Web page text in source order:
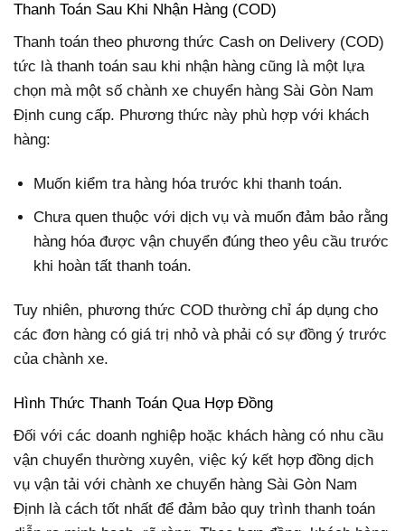
Thanh Toán Sau Khi Nhận Hàng (COD)
Thanh toán theo phương thức Cash on Delivery (COD)
tức là thanh toán sau khi nhận hàng cũng là một lựa
chọn mà một số chành xe chuyển hàng Sài Gòn Nam
Định cung cấp. Phương thức này phù hợp với khách
hàng:
Muốn kiểm tra hàng hóa trước khi thanh toán.
Chưa quen thuộc với dịch vụ và muốn đảm bảo rằng
hàng hóa được vận chuyển đúng theo yêu cầu trước
khi hoàn tất thanh toán.
Tuy nhiên, phương thức COD thường chỉ áp dụng cho
các đơn hàng có giá trị nhỏ và phải có sự đồng ý trước
của chành xe.
Hình Thức Thanh Toán Qua Hợp Đồng
Đối với các doanh nghiệp hoặc khách hàng có nhu cầu
vận chuyển thường xuyên, việc ký kết hợp đồng dịch
vụ vận tải với chành xe chuyển hàng Sài Gòn Nam
Định là cách tốt nhất để đảm bảo quy trình thanh toán